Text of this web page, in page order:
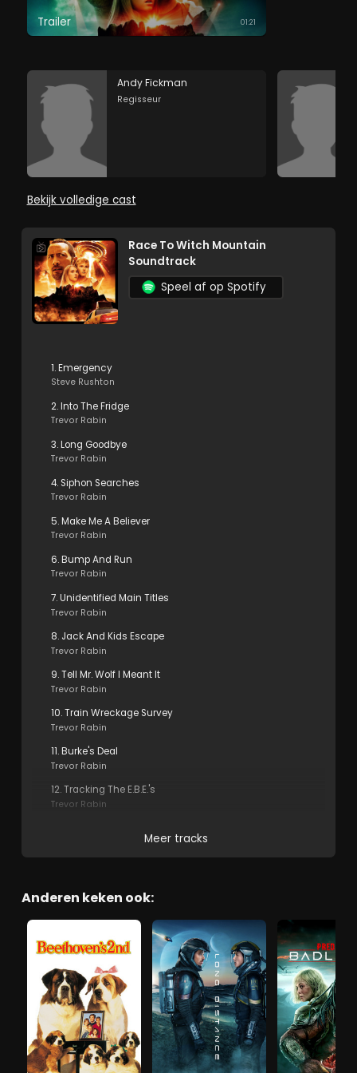
Trailer 01:21
Andy Fickman
Regisseur
Bekijk volledige cast
Race To Witch Mountain
Soundtrack
Speel af op Spotify
1. Emergency
Steve Rushton
2. Into The Fridge
Trevor Rabin
3. Long Goodbye
Trevor Rabin
4. Siphon Searches
Trevor Rabin
5. Make Me A Believer
Trevor Rabin
6. Bump And Run
Trevor Rabin
7. Unidentified Main Titles
Trevor Rabin
8. Jack And Kids Escape
Trevor Rabin
9. Tell Mr. Wolf I Meant It
Trevor Rabin
10. Train Wreckage Survey
Trevor Rabin
11. Burke's Deal
Trevor Rabin
12. Tracking The E.B.E.'s
Trevor Rabin
Meer tracks
Anderen keken ook: